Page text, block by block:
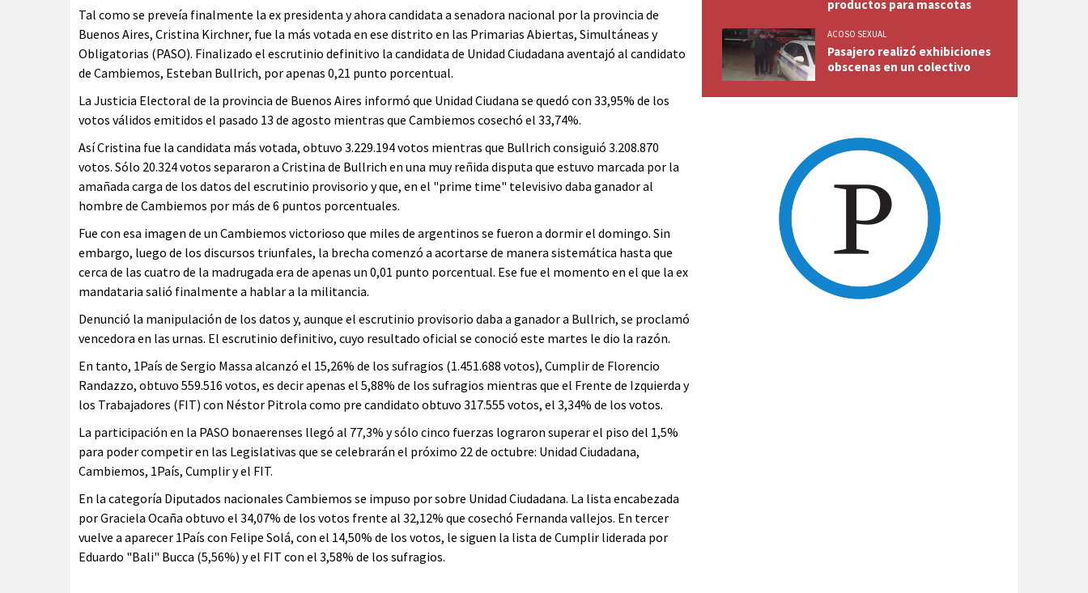
Tal como se preveía finalmente la ex presidenta y ahora candidata a senadora nacional por la provincia de
Buenos Aires, Cristina Kirchner, fue la más votada en ese distrito en las Primarias Abiertas, Simultáneas y
Obligatorias (PASO). Finalizado el escrutinio definitivo la candidata de Unidad Ciudadana aventajó al candidato
de Cambiemos, Esteban Bullrich, por apenas 0,21 punto porcentual.
La Justicia Electoral de la provincia de Buenos Aires informó que Unidad Ciudana se quedó con 33,95% de los
votos válidos emitidos el pasado 13 de agosto mientras que Cambiemos cosechó el 33,74%.
Así Cristina fue la candidata más votada, obtuvo 3.229.194 votos mientras que Bullrich consiguió 3.208.870
votos. Sólo 20.324 votos separaron a Cristina de Bullrich en una muy reñida disputa que estuvo marcada por la
amañada carga de los datos del escrutinio provisorio y que, en el "prime time" televisivo daba ganador al
hombre de Cambiemos por más de 6 puntos porcentuales.
Fue con esa imagen de un Cambiemos victorioso que miles de argentinos se fueron a dormir el domingo. Sin
embargo, luego de los discursos triunfales, la brecha comenzó a acortarse de manera sistemática hasta que
cerca de las cuatro de la madrugada era de apenas un 0,01 punto porcentual. Ese fue el momento en el que la ex
mandataria salió finalmente a hablar a la militancia.
Denunció la manipulación de los datos y, aunque el escrutinio provisorio daba a ganador a Bullrich, se proclamó
vencedora en las urnas. El escrutinio definitivo, cuyo resultado oficial se conoció este martes le dio la razón.
En tanto, 1País de Sergio Massa alcanzó el 15,26% de los sufragios (1.451.688 votos), Cumplir de Florencio
Randazzo, obtuvo 559.516 votos, es decir apenas el 5,88% de los sufragios mientras que el Frente de Izquierda y
los Trabajadores (FIT) con Néstor Pitrola como pre candidato obtuvo 317.555 votos, el 3,34% de los votos.
La participación en la PASO bonaerenses llegó al 77,3% y sólo cinco fuerzas lograron superar el piso del 1,5%
para poder competir en las Legislativas que se celebrarán el próximo 22 de octubre: Unidad Ciudadana,
Cambiemos, 1País, Cumplir y el FIT.
En la categoría Diputados nacionales Cambiemos se impuso por sobre Unidad Ciudadana. La lista encabezada
por Graciela Ocaña obtuvo el 34,07% de los votos frente al 32,12% que cosechó Fernanda vallejos. En tercer
vuelve a aparecer 1País con Felipe Solá, con el 14,50% de los votos, le siguen la lista de Cumplir liderada por
Eduardo "Bali" Bucca (5,56%) y el FIT con el 3,58% de los sufragios.
productos para mascotas
ACOSO SEXUAL
Pasajero realizó exhibiciones
obscenas en un colectivo